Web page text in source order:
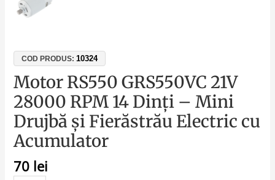
COD PRODUS:10324
Motor RS550 GRS550VC 21V
28000 RPM 14 Dinți – Mini
Drujbă și Fierăstrău Electric cu
Acumulator
70 lei